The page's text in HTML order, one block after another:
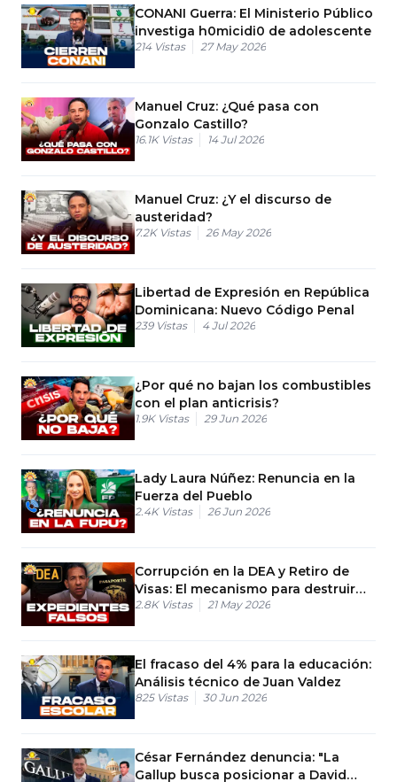
CONANI Guerra: El Ministerio Público
investiga h0micidi0 de adolescente
214 Vistas 27 May 2026
Manuel Cruz: ¿Qué pasa con
Gonzalo Castillo?
16.1K Vistas 14 Jul 2026
Manuel Cruz: ¿Y el discurso de
austeridad?
7.2K Vistas 26 May 2026
Libertad de Expresión en República
Dominicana: Nuevo Código Penal
239 Vistas 4 Jul 2026
¿Por qué no bajan los combustibles
con el plan anticrisis?
1.9K Vistas 29 Jun 2026
Lady Laura Núñez: Renuncia en la
Fuerza del Pueblo
2.4K Vistas 26 Jun 2026
Corrupción en la DEA y Retiro de
Visas: El mecanismo para destruir
militares en RD
2.8K Vistas 21 May 2026
El fracaso del 4% para la educación:
Análisis técnico de Juan Valdez
825 Vistas 30 Jun 2026
César Fernández denuncia: "La
Gallup busca posicionar a David